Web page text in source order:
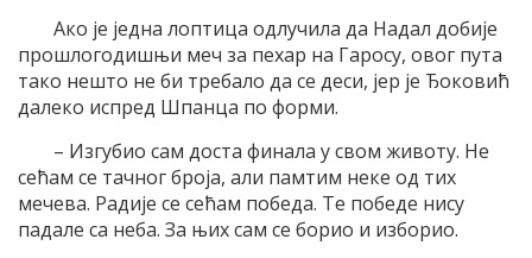
Ако је једна лоптица одлучила да Надал добије
прошлогодишњи меч за пехар на Гаросу, овог пута
тако нешто не би требало да се деси, јер је Ђоковић
далеко испред Шпанца по форми.
– Изгубио сам доста финала у свом животу. Не
сећам се тачног броја, али памтим неке од тих
мечева. Радије се сећам победа. Те победе нису
падале са неба. За њих сам се борио и изборио.